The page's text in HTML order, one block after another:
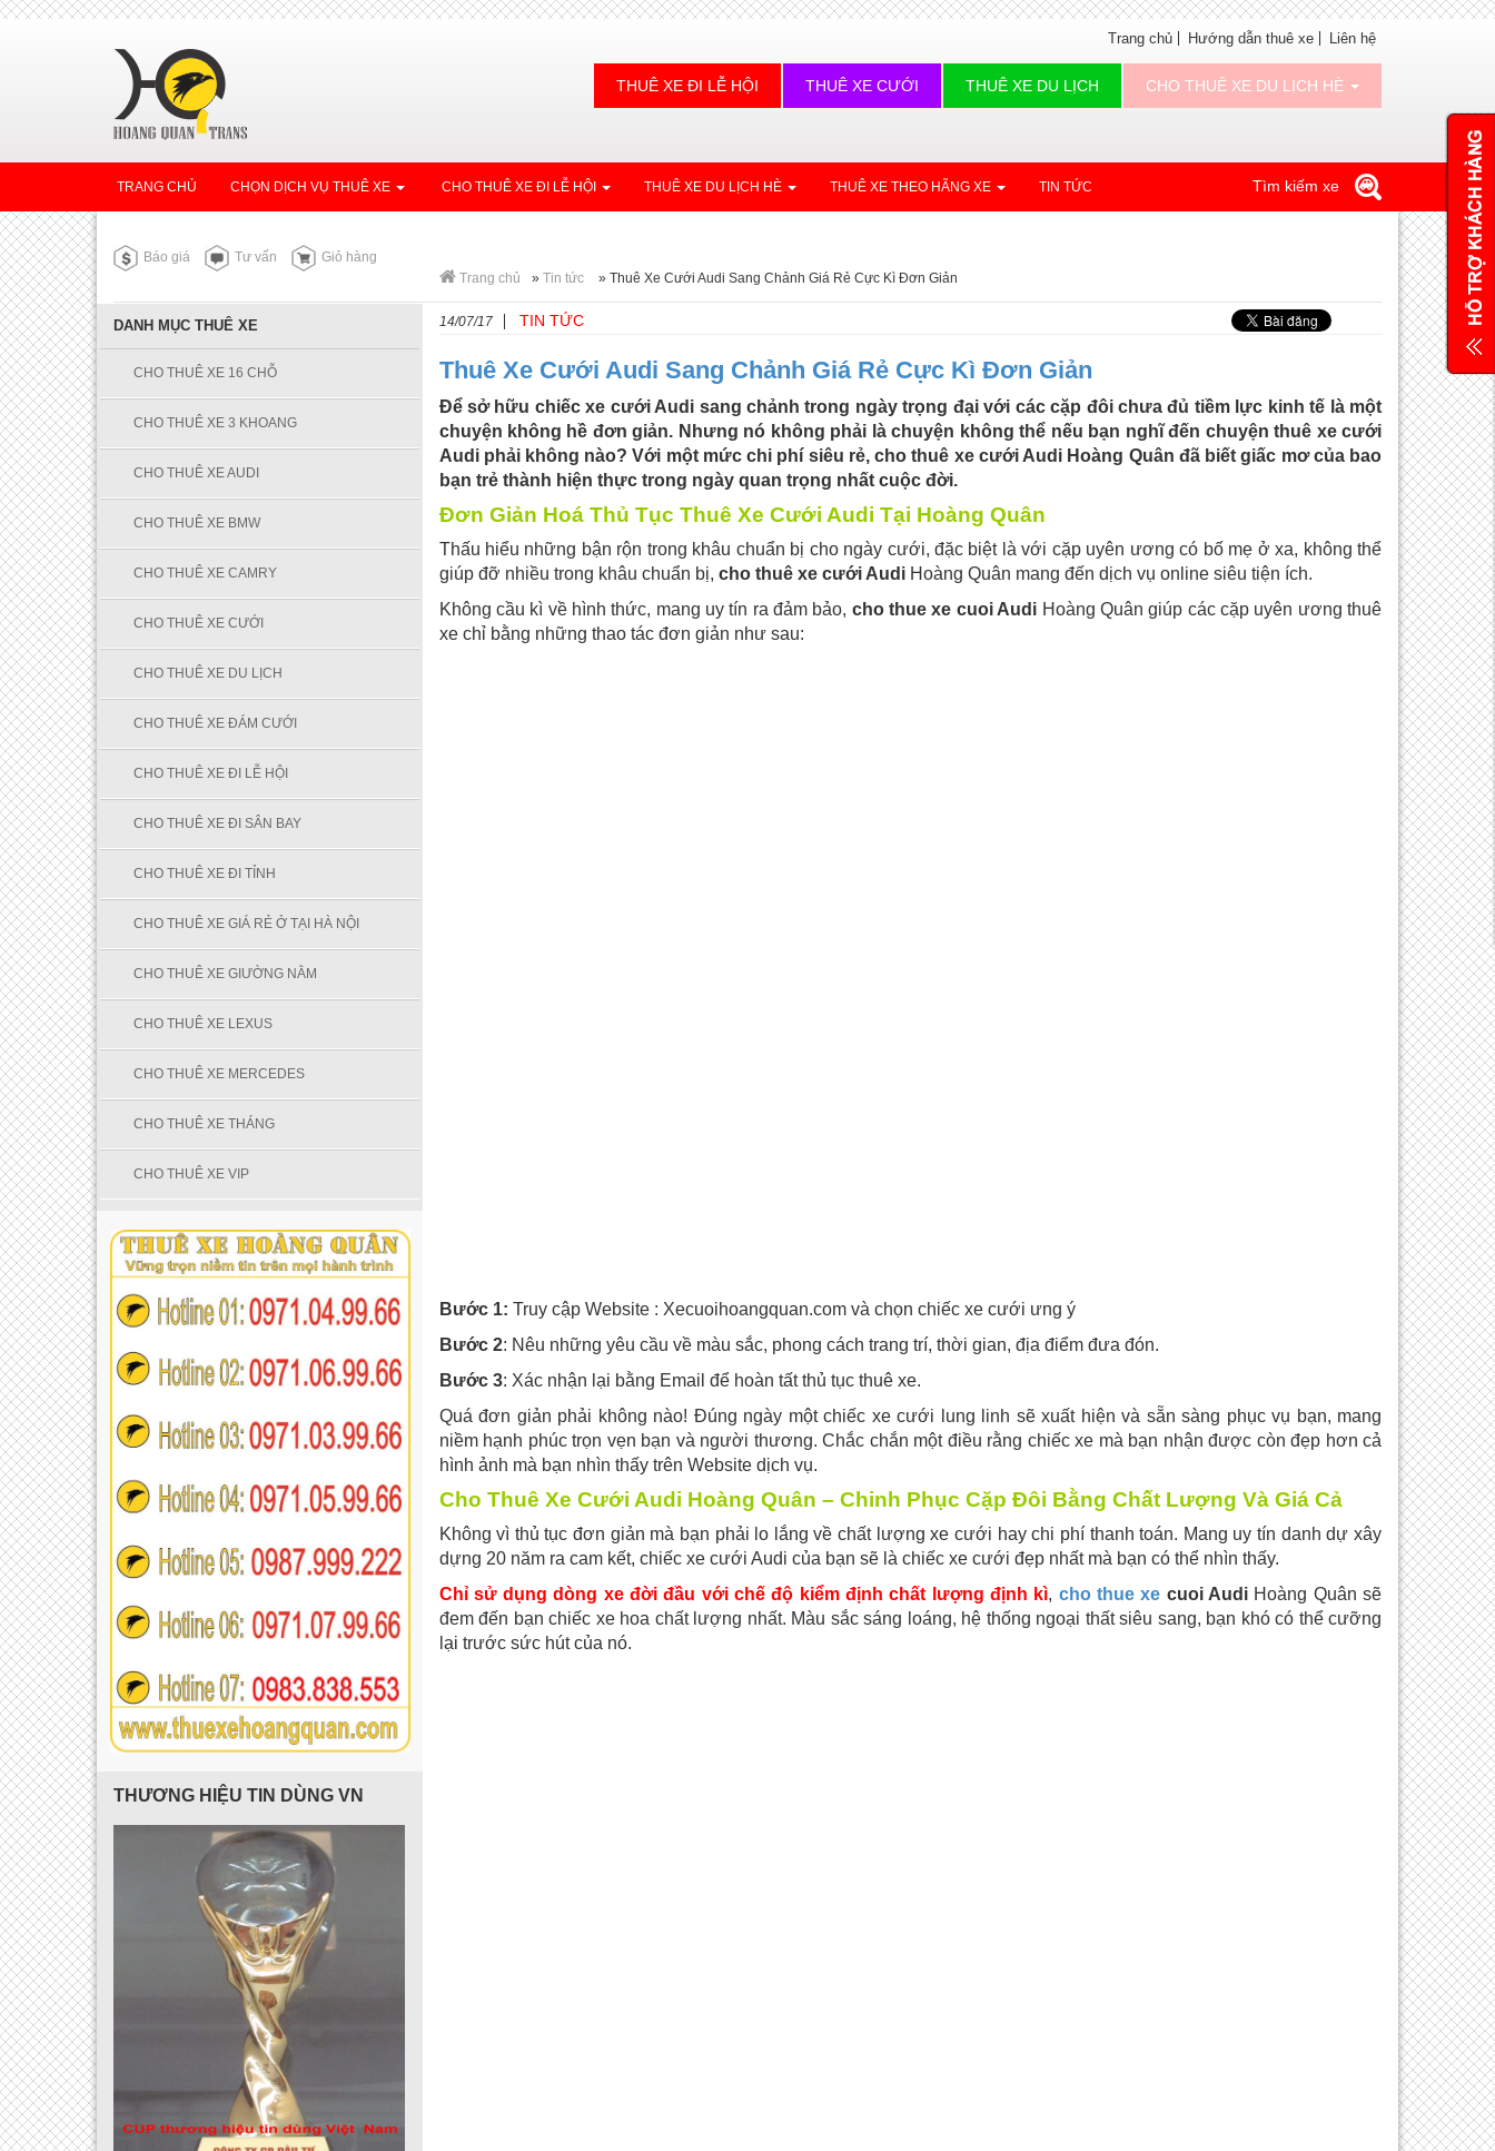
Trang chủ Hướng dẫn thuê xe Liên hệ
THUÊ XE ĐI LỄ HỘI THUÊ XE CƯỚI THUÊ XE DU LỊCH CHO THUÊ XE DU LỊCH HÈ
TRANG CHỦ CHỌN DỊCH VỤ THUÊ XE CHO THUÊ XE ĐI LỄ HỘI THUÊ XE DU LỊCH HÈ THUÊ XE THEO HÃNG XE TIN TỨC Tìm kiếm xe
Báo giá Tư vấn
Giỏ hàng
Trang chủ
» Tin tức » Thuê Xe Cưới Audi Sang Chảnh Giá Rẻ Cực Kì Đơn Giản
DANH MỤC THUÊ XE
CHO THUÊ XE 16 CHỖ
CHO THUÊ XE 3 KHOANG
CHO THUÊ XE AUDI
CHO THUÊ XE BMW
CHO THUÊ XE CAMRY
CHO THUÊ XE CƯỚI
CHO THUÊ XE DU LỊCH
CHO THUÊ XE ĐÁM CƯỚI
CHO THUÊ XE ĐI LỄ HỘI
CHO THUÊ XE ĐI SÂN BAY
CHO THUÊ XE ĐI TỈNH
CHO THUÊ XE GIÁ RẺ Ở TẠI HÀ NỘI
CHO THUÊ XE GIƯỜNG NẰM
CHO THUÊ XE LEXUS
CHO THUÊ XE MERCEDES
CHO THUÊ XE THÁNG
CHO THUÊ XE VIP
THƯƠNG HIỆU TIN DÙNG VN
14/07/17 TIN TỨC
Thuê Xe Cưới Audi Sang Chảnh Giá Rẻ Cực Kì Đơn Giản
Để sở hữu chiếc xe cưới Audi sang chảnh trong ngày trọng đại với các cặp đôi chưa đủ tiềm lực kinh tế là một
chuyện không hề đơn giản. Nhưng nó không phải là chuyện không thể nếu bạn nghĩ đến chuyện thuê xe cưới
Audi phải không nào? Với một mức chi phí siêu rẻ, cho thuê xe cưới Audi Hoàng Quân đã biết giấc mơ của bao
bạn trẻ thành hiện thực trong ngày quan trọng nhất cuộc đời.
Đơn Giản Hoá Thủ Tục Thuê Xe Cưới Audi Tại Hoàng Quân
Thấu hiểu những bận rộn trong khâu chuẩn bị cho ngày cưới, đặc biệt là với cặp uyên ương có bố mẹ ở xa, không thể
giúp đỡ nhiều trong khâu chuẩn bị, cho thuê xe cưới AudiHoàng Quân mang đến dịch vụ online siêu tiện ích.
Không cầu kì về hình thức, mang uy tín ra đảm bảo, cho thue xe cuoi Audi Hoàng Quân giúp các cặp uyên ương thuê
xe chỉ bằng những thao tác đơn giản như sau:
Bước 1: Truy cập Website : Xecuoihoangquan.com và chọn chiếc xe cưới ưng ý
Bước 2: Nêu những yêu cầu về màu sắc, phong cách trang trí, thời gian, địa điểm đưa đón.
Bước 3: Xác nhận lại bằng Email để hoàn tất thủ tục thuê xe.
Quá đơn giản phải không nào! Đúng ngày một chiếc xe cưới lung linh sẽ xuất hiện và sẵn sàng phục vụ bạn, mang
niềm hạnh phúc trọn vẹn bạn và người thương. Chắc chắn một điều rằng chiếc xe mà bạn nhận được còn đẹp hơn cả
hình ảnh mà bạn nhìn thấy trên Website dịch vụ.
Cho Thuê Xe Cưới Audi Hoàng Quân – Chinh Phục Cặp Đôi Bằng Chất Lượng Và Giá Cả
Không vì thủ tục đơn giản mà bạn phải lo lắng về chất lượng xe cưới hay chi phí thanh toán. Mang uy tín danh dự xây
dựng 20 năm ra cam kết, chiếc xe cưới Audi của bạn sẽ là chiếc xe cưới đẹp nhất mà bạn có thể nhìn thấy.
Chỉ sử dụng dòng xe đời đầu với chế độ kiểm định chất lượng định kì, cho thue xe cuoi Audi Hoàng Quân sẽ
đem đến bạn chiếc xe hoa chất lượng nhất. Màu sắc sáng loáng, hệ thống ngoại thất siêu sang, bạn khó có thể cưỡng
lại trước sức hút của nó.